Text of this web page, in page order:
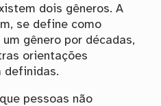
dois gêneros. A
se define como
gênero por décadas,
orientações
definidas.
pessoas não